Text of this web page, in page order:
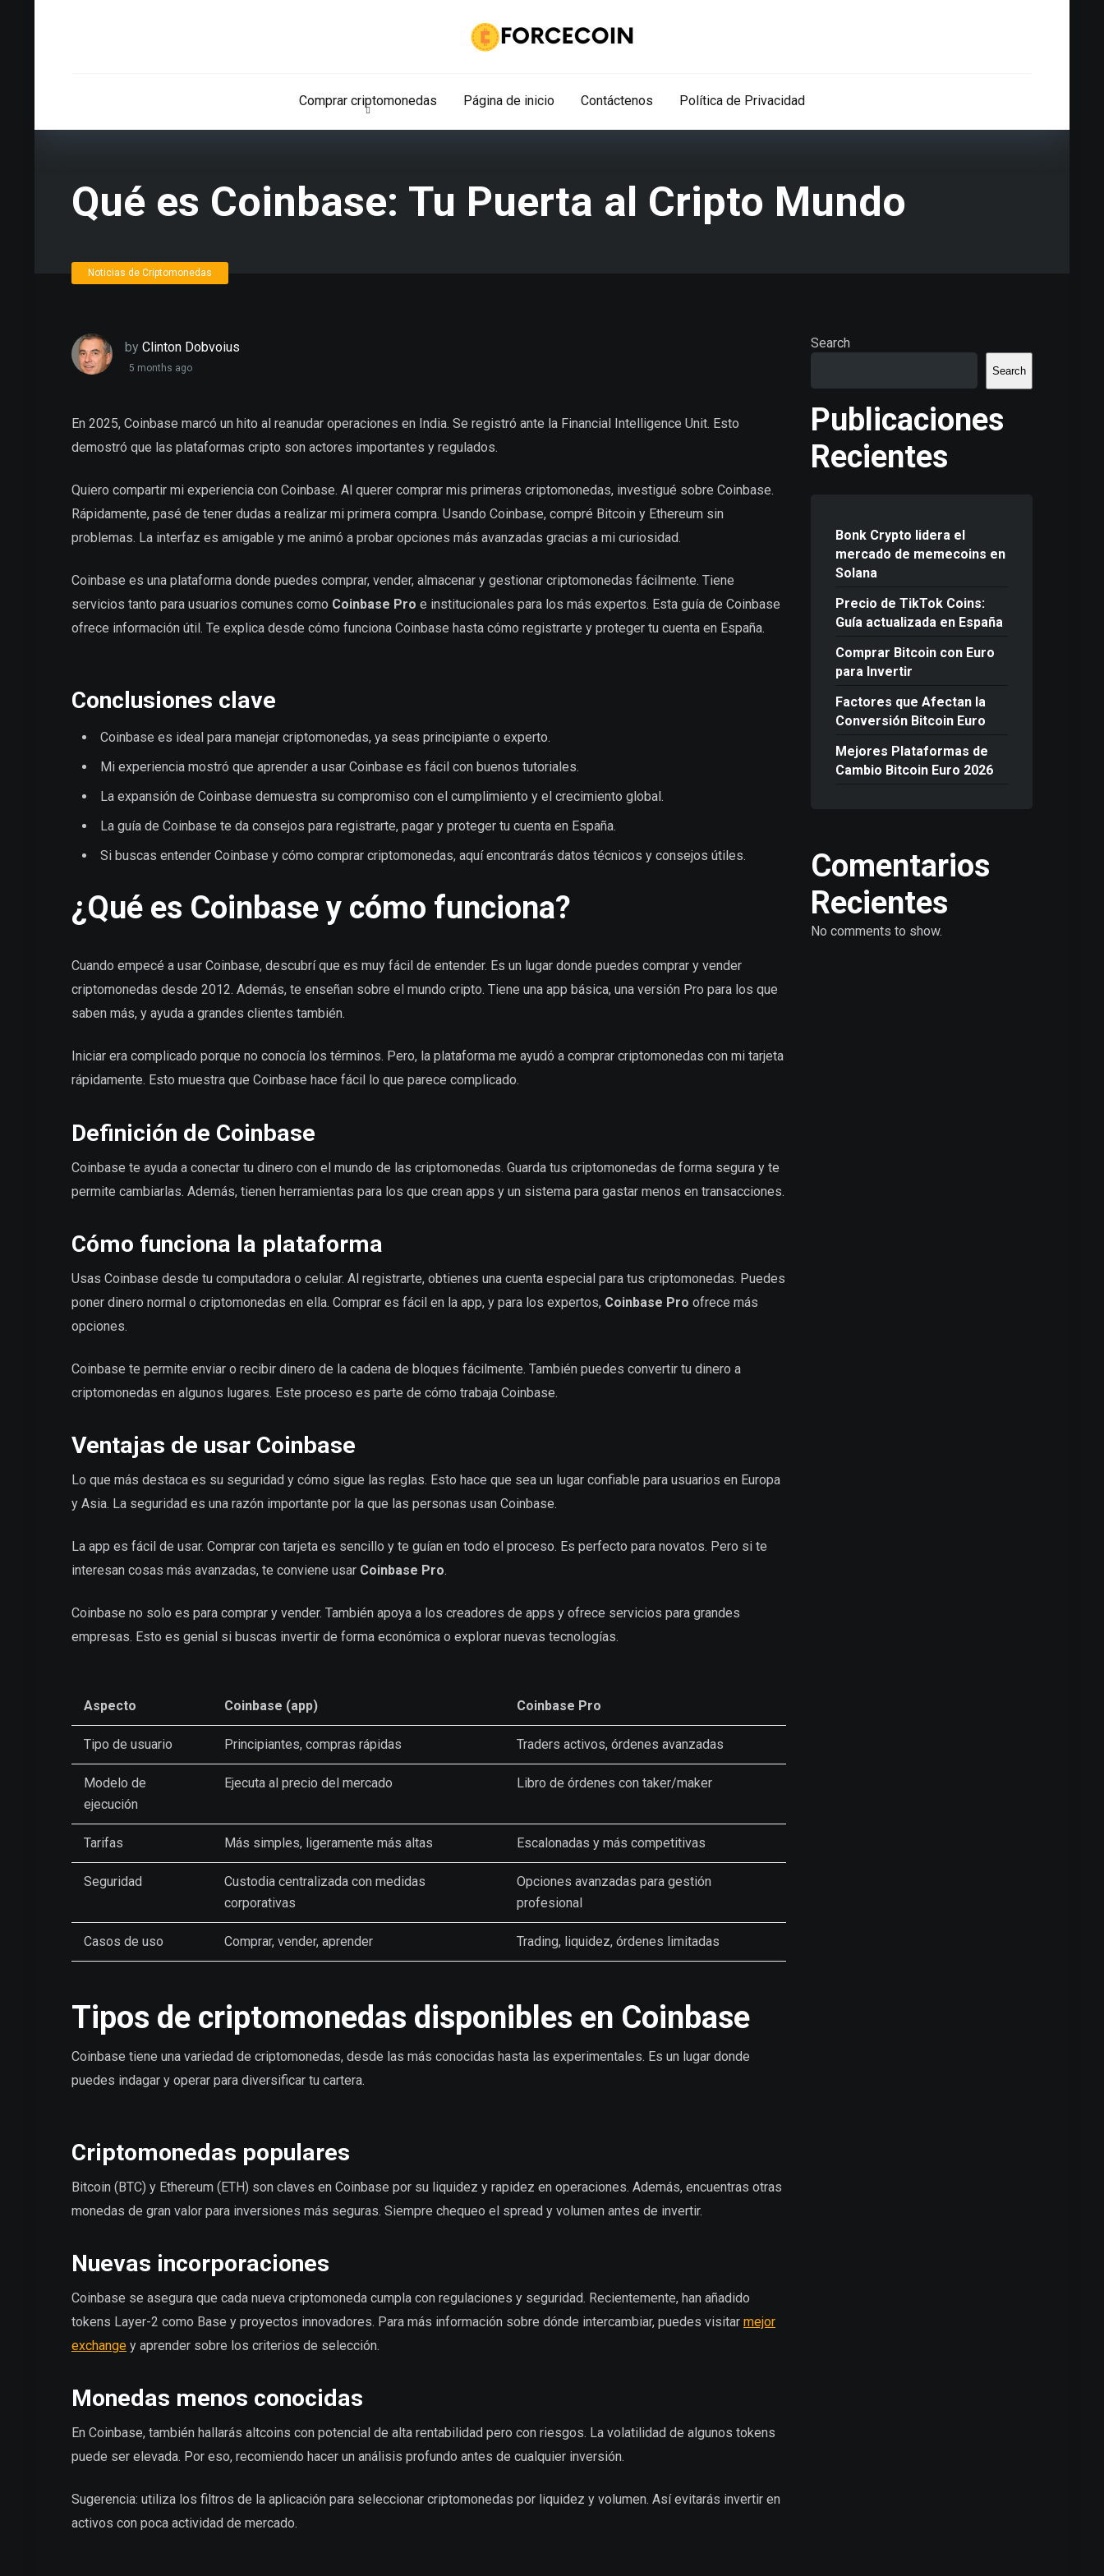
Comprar criptomonedas Página de inicio Contáctenos Política de Privacidad
Qué es Coinbase: Tu Puerta al Cripto Mundo
Noticias de Criptomonedas
by Clinton Dobvoius
5 months ago
En 2025, Coinbase marcó un hito al reanudar operaciones en India. Se registró ante la Financial Intelligence Unit. Esto
demostró que las plataformas cripto son actores importantes y regulados.
Quiero compartir mi experiencia con Coinbase. Al querer comprar mis primeras criptomonedas, investigué sobre Coinbase.
Rápidamente, pasé de tener dudas a realizar mi primera compra. Usando Coinbase, compré Bitcoin y Ethereum sin
problemas. La interfaz es amigable y me animó a probar opciones más avanzadas gracias a mi curiosidad.
Coinbase es una plataforma donde puedes comprar, vender, almacenar y gestionar criptomonedas fácilmente. Tiene
servicios tanto para usuarios comunes como Coinbase Pro e institucionales para los más expertos. Esta guía de Coinbase
ofrece información útil. Te explica desde cómo funciona Coinbase hasta cómo registrarte y proteger tu cuenta en España.
Conclusiones clave
Coinbase es ideal para manejar criptomonedas, ya seas principiante o experto.
Mi experiencia mostró que aprender a usar Coinbase es fácil con buenos tutoriales.
La expansión de Coinbase demuestra su compromiso con el cumplimiento y el crecimiento global.
La guía de Coinbase te da consejos para registrarte, pagar y proteger tu cuenta en España.
Si buscas entender Coinbase y cómo comprar criptomonedas, aquí encontrarás datos técnicos y consejos útiles.
¿Qué es Coinbase y cómo funciona?
Cuando empecé a usar Coinbase, descubrí que es muy fácil de entender. Es un lugar donde puedes comprar y vender
criptomonedas desde 2012. Además, te enseñan sobre el mundo cripto. Tiene una app básica, una versión Pro para los que
saben más, y ayuda a grandes clientes también.
Iniciar era complicado porque no conocía los términos. Pero, la plataforma me ayudó a comprar criptomonedas con mi tarjeta
rápidamente. Esto muestra que Coinbase hace fácil lo que parece complicado.
Definición de Coinbase
Coinbase te ayuda a conectar tu dinero con el mundo de las criptomonedas. Guarda tus criptomonedas de forma segura y te
permite cambiarlas. Además, tienen herramientas para los que crean apps y un sistema para gastar menos en transacciones.
Cómo funciona la plataforma
Usas Coinbase desde tu computadora o celular. Al registrarte, obtienes una cuenta especial para tus criptomonedas. Puedes
poner dinero normal o criptomonedas en ella. Comprar es fácil en la app, y para los expertos, Coinbase Pro ofrece más
opciones.
Coinbase te permite enviar o recibir dinero de la cadena de bloques fácilmente. También puedes convertir tu dinero a
criptomonedas en algunos lugares. Este proceso es parte de cómo trabaja Coinbase.
Ventajas de usar Coinbase
Lo que más destaca es su seguridad y cómo sigue las reglas. Esto hace que sea un lugar confiable para usuarios en Europa
y Asia. La seguridad es una razón importante por la que las personas usan Coinbase.
La app es fácil de usar. Comprar con tarjeta es sencillo y te guían en todo el proceso. Es perfecto para novatos. Pero si te
interesan cosas más avanzadas, te conviene usar Coinbase Pro.
Coinbase no solo es para comprar y vender. También apoya a los creadores de apps y ofrece servicios para grandes
empresas. Esto es genial si buscas invertir de forma económica o explorar nuevas tecnologías.
Aspecto Coinbase (app) Coinbase Pro
Tipo de usuario Principiantes, compras rápidas Traders activos, órdenes avanzadas
Modelo de
ejecución
Ejecuta al precio del mercado Libro de órdenes con taker/maker
Tarifas Más simples, ligeramente más altas Escalonadas y más competitivas
Seguridad
Custodia centralizada con medidas
corporativas
Opciones avanzadas para gestión
profesional
Casos de uso Comprar, vender, aprender Trading, liquidez, órdenes limitadas
Tipos de criptomonedas disponibles en Coinbase
Coinbase tiene una variedad de criptomonedas, desde las más conocidas hasta las experimentales. Es un lugar donde
puedes indagar y operar para diversificar tu cartera.
Criptomonedas populares
Bitcoin (BTC) y Ethereum (ETH) son claves en Coinbase por su liquidez y rapidez en operaciones. Además, encuentras otras
monedas de gran valor para inversiones más seguras. Siempre chequeo el spread y volumen antes de invertir.
Nuevas incorporaciones
Coinbase se asegura que cada nueva criptomoneda cumpla con regulaciones y seguridad. Recientemente, han añadido
tokens Layer-2 como Base y proyectos innovadores. Para más información sobre dónde intercambiar, puedes visitar mejor
exchange y aprender sobre los criterios de selección.
Monedas menos conocidas
En Coinbase, también hallarás altcoins con potencial de alta rentabilidad pero con riesgos. La volatilidad de algunos tokens
puede ser elevada. Por eso, recomiendo hacer un análisis profundo antes de cualquier inversión.
Sugerencia: utiliza los filtros de la aplicación para seleccionar criptomonedas por liquidez y volumen. Así evitarás invertir en
activos con poca actividad de mercado.
Search
Search
Publicaciones
Recientes
Bonk Crypto lidera el
mercado de memecoins en
Solana
Precio de TikTok Coins:
Guía actualizada en España
Comprar Bitcoin con Euro
para Invertir
Factores que Afectan la
Conversión Bitcoin Euro
Mejores Plataformas de
Cambio Bitcoin Euro 2026
Comentarios
Recientes
No comments to show.